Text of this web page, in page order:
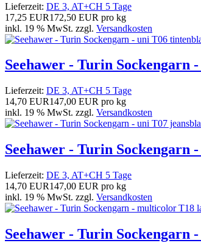
Lieferzeit: DE 3, AT+CH 5 Tage
17,25 EUR172,50 EUR pro kg
inkl. 19 % MwSt. zzgl. Versandkosten
Seehawer - Turin Sockengarn
Lieferzeit: DE 3, AT+CH 5 Tage
14,70 EUR147,00 EUR pro kg
inkl. 19 % MwSt. zzgl. Versandkosten
Seehawer - Turin Sockengarn
Lieferzeit: DE 3, AT+CH 5 Tage
14,70 EUR147,00 EUR pro kg
inkl. 19 % MwSt. zzgl. Versandkosten
Seehawer - Turin Sockengarn